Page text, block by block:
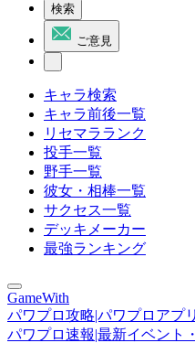
検索
ご意見
キャラ検索
キャラ前後一覧
リセマラランク
投手一覧
野手一覧
彼女・相棒一覧
サクセス一覧
デッキメーカー
最強ランキング
GameWith
パワプロ攻略|パワプロアプ
パワプロ速報|最新イベント